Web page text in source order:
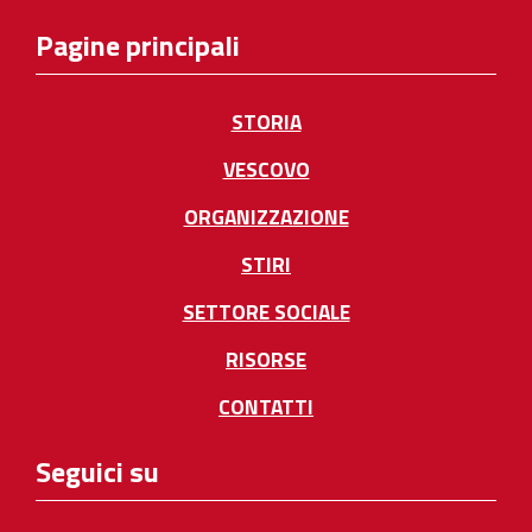
Pagine principali
STORIA
VESCOVO
ORGANIZZAZIONE
STIRI
SETTORE SOCIALE
RISORSE
CONTATTI
Seguici su